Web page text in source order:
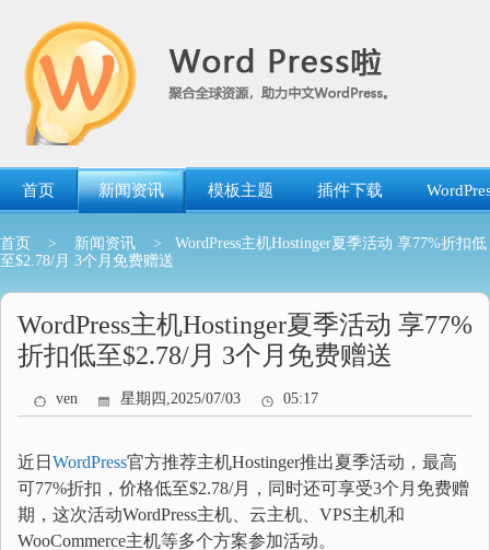
首页 新闻资讯 模板主题 插件下载
首页 > 新闻资讯
> WordPress主机Hostinger夏季活动 享77%折扣低
至$2.78/月 3个月免费赠送
WordPress主机Hostinger夏季活动 享77%
折扣低至$2.78/月 3个月免费赠送
ven 星期四,2025/07/03 05:17
近日 WordPress官方推荐主机Hostinger推出夏季活动，最高
可77%折扣，价格低至$2.78/月，同时还可享受3个月免费赠
期，这次活动WordPress主机、云主机、VPS主机和
WooCommerce主机等多个方案参加活动。